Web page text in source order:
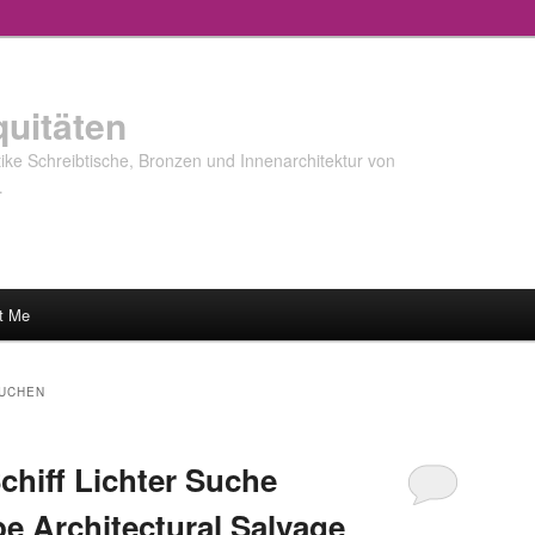
Schreibtische, Bronzen und Innenarchitektur von
Me
Lichter Suche